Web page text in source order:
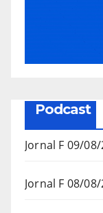
Podcast
Jornal F 09/
Jornal F 08/